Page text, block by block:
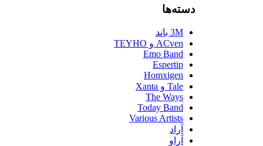
دسته‌ها
ACven و TEYHO
Emo Band
Espertip
Homxigen
Tale و Xanta
The Ways
Today Band
Various Artists